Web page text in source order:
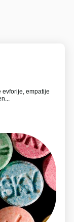
evforije, empatije